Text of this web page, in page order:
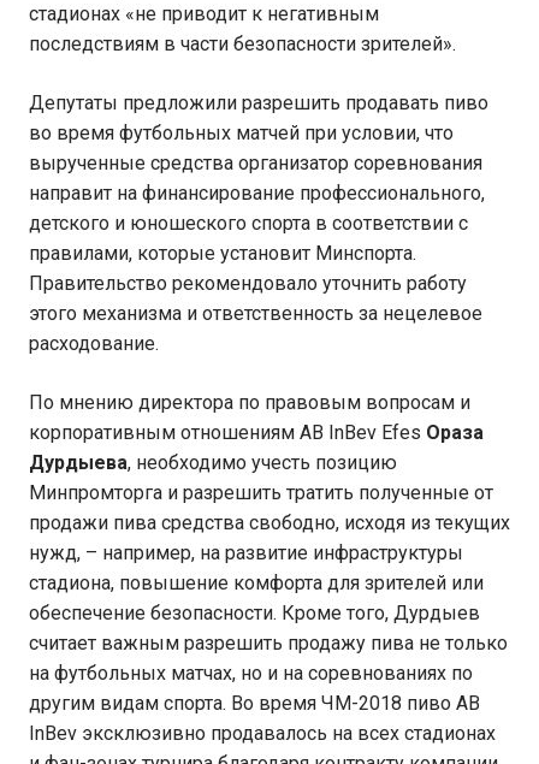
стадионах «не приводит к негативным
последствиям в части безопасности зрителей».
Депутаты предложили разрешить продавать пиво
во время футбольных матчей при условии, что
вырученные средства организатор соревнования
направит на финансирование профессионального,
детского и юношеского спорта в соответствии с
правилами, которые установит Минспорта.
Правительство рекомендовало уточнить работу
этого механизма и ответственность за нецелевое
расходование.
По мнению директора по правовым вопросам и
корпоративным отношениям AB InBev Efes Ораза
Дурдыева, необходимо учесть позицию
Минпромторга и разрешить тратить полученные от
продажи пива средства свободно, исходя из текущих
нужд, – например, на развитие инфраструктуры
стадиона, повышение комфорта для зрителей или
обеспечение безопасности. Кроме того, Дурдыев
считает важным разрешить продажу пива не только
на футбольных матчах, но и на соревнованиях по
другим видам спорта. Во время ЧМ-2018 пиво AB
InBev эксклюзивно продавалось на всех стадионах